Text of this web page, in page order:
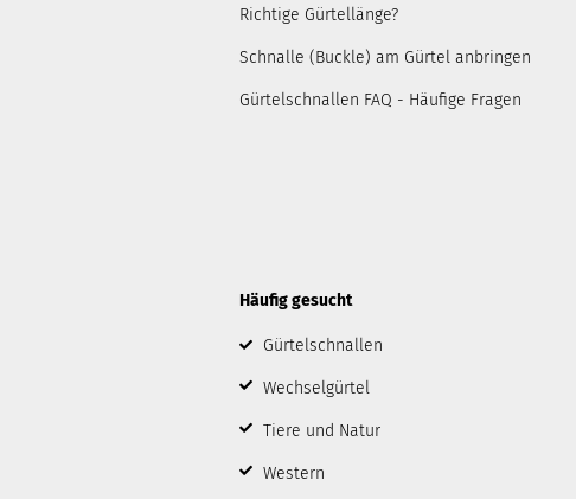
Richtige Gürtellänge?
Schnalle (Buckle) am Gürtel anbringen
Gürtelschnallen FAQ - Häufige Fragen
Häufig gesucht
Gürtelschnallen
Wechselgürtel
Tiere und Natur
Western